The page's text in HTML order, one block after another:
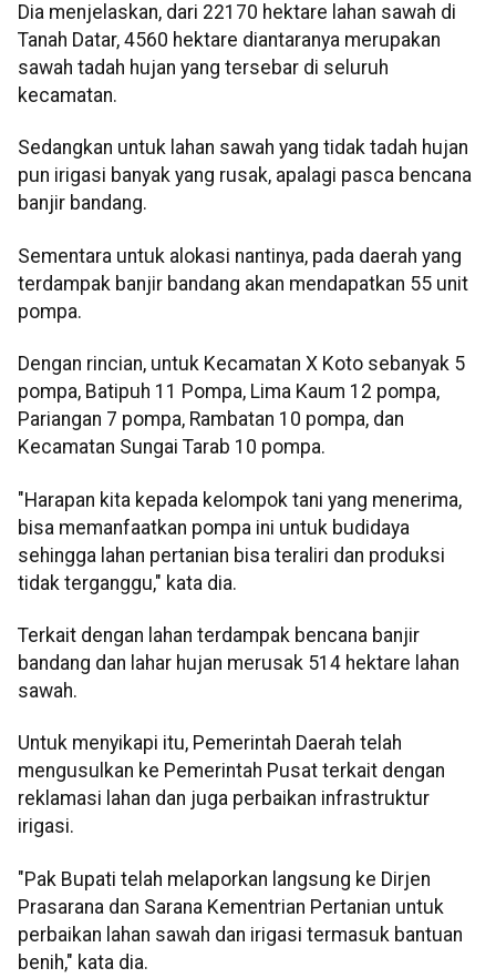
Dia menjelaskan, dari 22170 hektare lahan sawah di
Tanah Datar, 4560 hektare diantaranya merupakan
sawah tadah hujan yang tersebar di seluruh
kecamatan.
Sedangkan untuk lahan sawah yang tidak tadah hujan
pun irigasi banyak yang rusak, apalagi pasca bencana
banjir bandang.
Sementara untuk alokasi nantinya, pada daerah yang
terdampak banjir bandang akan mendapatkan 55 unit
pompa.
Dengan rincian, untuk Kecamatan X Koto sebanyak 5
pompa, Batipuh 11 Pompa, Lima Kaum 12 pompa,
Pariangan 7 pompa, Rambatan 10 pompa, dan
Kecamatan Sungai Tarab 10 pompa.
"Harapan kita kepada kelompok tani yang menerima,
bisa memanfaatkan pompa ini untuk budidaya
sehingga lahan pertanian bisa teraliri dan produksi
tidak terganggu," kata dia.
Terkait dengan lahan terdampak bencana banjir
bandang dan lahar hujan merusak 514 hektare lahan
sawah.
Untuk menyikapi itu, Pemerintah Daerah telah
mengusulkan ke Pemerintah Pusat terkait dengan
reklamasi lahan dan juga perbaikan infrastruktur
irigasi.
"Pak Bupati telah melaporkan langsung ke Dirjen
Prasarana dan Sarana Kementrian Pertanian untuk
perbaikan lahan sawah dan irigasi termasuk bantuan
benih," kata dia.